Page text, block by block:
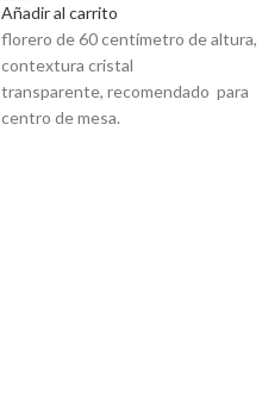
Añadir al carrito
florero de 60 centímetro de altura,
contextura cristal
transparente, recomendado para
centro de mesa.